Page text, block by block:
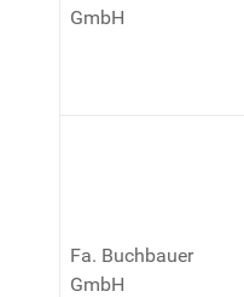
GmbH
Fa. Buchbauer
GmbH